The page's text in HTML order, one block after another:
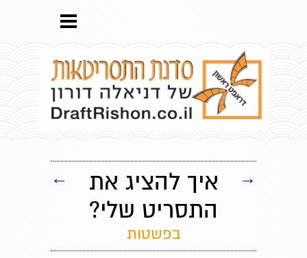
איך להציג את
התסריט שלי?
בפשטות
← →